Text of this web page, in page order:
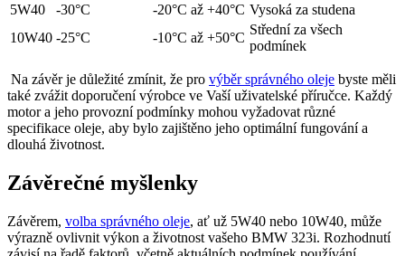
5W40 -30°C -20°C až‍ +40°C Vysoká ⁢za studena
10W40 -25°C -10°C až +50°C
Střední za všech
⁢podmínek
​ Na závěr ‍je ⁢důležité ⁤zmínit, že‍ pro výběr správného oleje byste měli
také zvážit⁤ doporučení výrobce ⁢ve Vaší uživatelské příručce.​ Každý‍
motor a jeho provozní​ podmínky mohou vyžadovat různé
specifikace oleje, aby‌ bylo zajištěno jeho optimální fungování a
dlouhá životnost.
Závěrečné ⁤myšlenky
Závěrem, volba správného oleje, ať už 5W40 nebo 10W40, může
⁢výrazně ovlivnit ​výkon a‍ životnost⁤ vašeho BMW 323i. Rozhodnutí